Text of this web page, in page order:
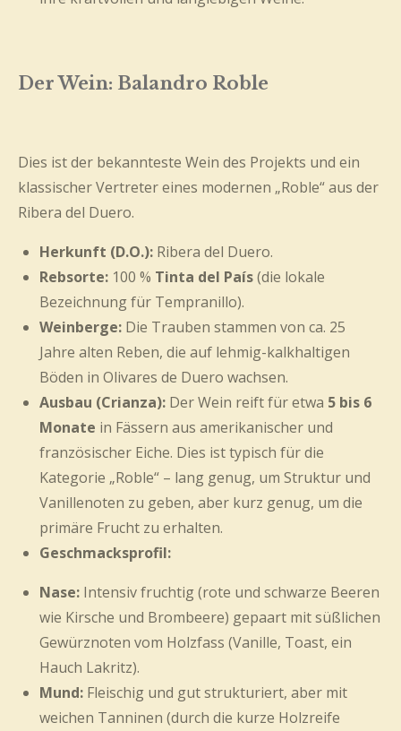
Der Wein: Balandro Roble
Dies ist der bekannteste Wein des Projekts und ein
klassischer Vertreter eines modernen „Roble“ aus der
Ribera del Duero.
Herkunft (D.O.): Ribera del Duero.
Rebsorte: 100 % Tinta del País(die lokale
Bezeichnung für Tempranillo).
Weinberge: Die Trauben stammen von ca. 25
Jahre alten Reben, die auf lehmig-kalkhaltigen
Böden in Olivares de Duero wachsen.
Ausbau (Crianza): Der Wein reift für etwa 5 bis 6
Monate in Fässern aus amerikanischer und
französischer Eiche. Dies ist typisch für die
Kategorie „Roble“ – lang genug, um Struktur und
Vanillenoten zu geben, aber kurz genug, um die
primäre Frucht zu erhalten.
Geschmacksprofil:
Nase: Intensiv fruchtig (rote und schwarze Beeren
wie Kirsche und Brombeere) gepaart mit süßlichen
Gewürznoten vom Holzfass (Vanille, Toast, ein
Hauch Lakritz).
Mund: Fleischig und gut strukturiert, aber mit
weichen Tanninen (durch die kurze Holzreife